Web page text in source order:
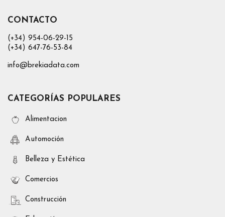
CONTACTO
(+34) 954-06-29-15
(+34) 647-76-53-84
info@brekiadata.com
CATEGORÍAS POPULARES
Alimentacion
Automoción
Belleza y Estética
Comercios
Construcción